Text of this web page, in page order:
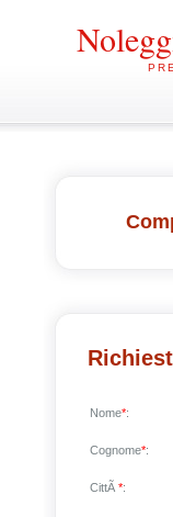
Nome*:
Cognome*:
CittÃ *: